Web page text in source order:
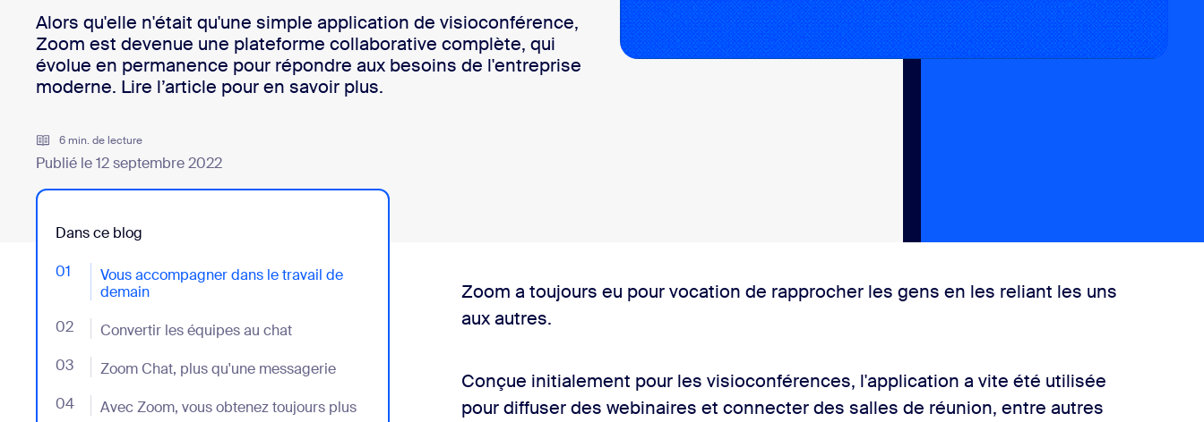
Alors qu'elle n'était qu'une simple application de visioconférence,
Zoom est devenue une plateforme collaborative complète, qui
évolue en permanence pour répondre aux besoins de l'entreprise
moderne. Lire l’article pour en savoir plus.
6 min. de lecture
Publié le 12 septembre 2022
Dans ce blog
01
Vous accompagner dans le travail de
demain
- Jumplink to Vous accompagner dans le travail de demain
02 Convertir les équipes au chat
- Jumplink to Convertir les équipes au chat
03 Zoom Chat, plus qu'une messagerie
- Jumplink to Zoom Chat, plus qu'une messagerie
04 Avec Zoom, vous obtenez toujours plus
- Jumplink to Avec Zoom, vous obtenez toujours plus
Zoom a toujours eu pour vocation de rapprocher les gens en les reliant les uns
aux autres.
Conçue initialement pour les visioconférences, l'application a vite été utilisée
pour diffuser des webinaires et connecter des salles de réunion, entre autres